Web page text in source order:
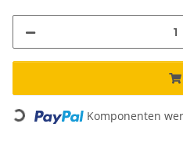
Loading... Komponenten